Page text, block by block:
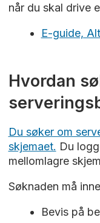
når du skal drive
E-guide,
Hvordan
Du søker om
skjemaet. Du
mellomlagre
Søknaden må
Bevis på